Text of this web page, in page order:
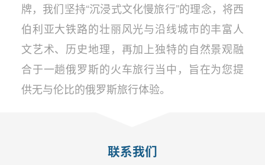
牌，我们坚持“沉浸式文化慢旅行”的理念，将西
伯利亚大铁路的壮丽风光与沿线城市的丰富人
文艺术、历史地理，再加上独特的自然景观融
合于一趟俄罗斯的火车旅行当中，旨在为您提
供无与伦比的俄罗斯旅行体验。
联系我们